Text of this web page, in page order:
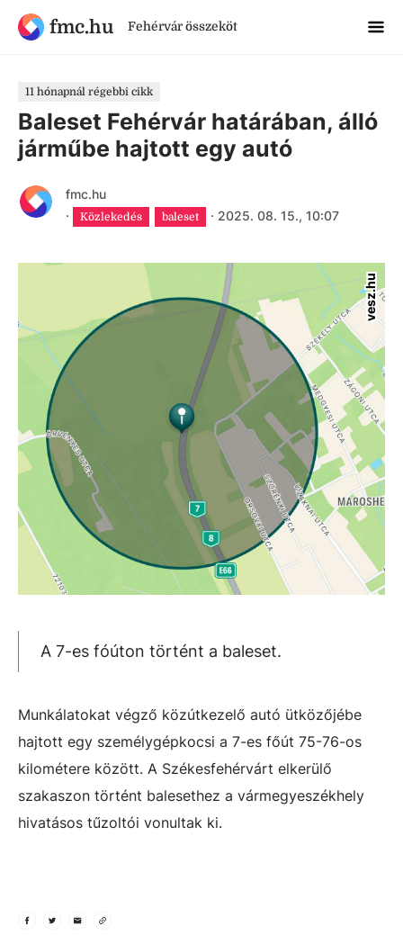
fmc.hu Fehérvár összeköt
11 hónapnál régebbi cikk
Baleset Fehérvár határában, álló
járműbe hajtott egy autó
fmc.hu
·
Közlekedés baleset · 2025. 08. 15., 10:07
vesz.hu
A 7-es fóúton történt a baleset.
Munkálatokat végző közútkezelő autó ütközőjébe
hajtott egy személygépkocsi a 7-es főút 75-76-os
kilométere között. A Székesfehérvárt elkerülő
szakaszon történt balesethez a vármegyeszékhely
hivatásos tűzoltói vonultak ki.